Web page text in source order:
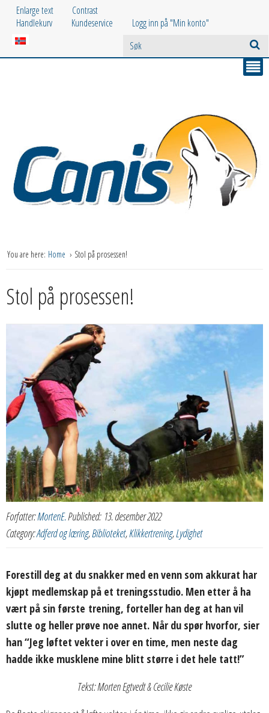
Enlarge text
Contrast
Handlekurv
Kundeservice Logg inn på "Min konto"
You are here: Home Stol på prosessen!
Stol på prosessen!
Forfatter:MortenE.Published: 13. desember 2022
Category:Adferd og læring,Biblioteket,Klikkertrening,Lydighet
Forestill deg at du snakker med en venn som akkurat har
kjøpt medlemskap på et treningsstudio. Men etter å ha
vært på sin første trening, forteller han deg at han vil
slutte og heller prøve noe annet. Når du spør hvorfor, sier
han “Jeg løftet vekter i over en time, men neste dag
hadde ikke musklene mine blitt større i det hele tatt!”
Tekst: Morten Egtvedt & Cecilie Køste